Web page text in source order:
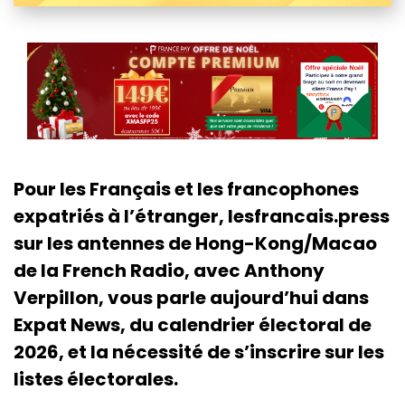
Pour les Français et les francophones
expatriés à l’étranger, lesfrancais.press
sur les antennes de Hong-Kong/Macao
de la French Radio, avec Anthony
Verpillon, vous parle aujourd’hui dans
Expat News, du calendrier électoral de
2026, et la nécessité de s’inscrire sur les
listes électorales.